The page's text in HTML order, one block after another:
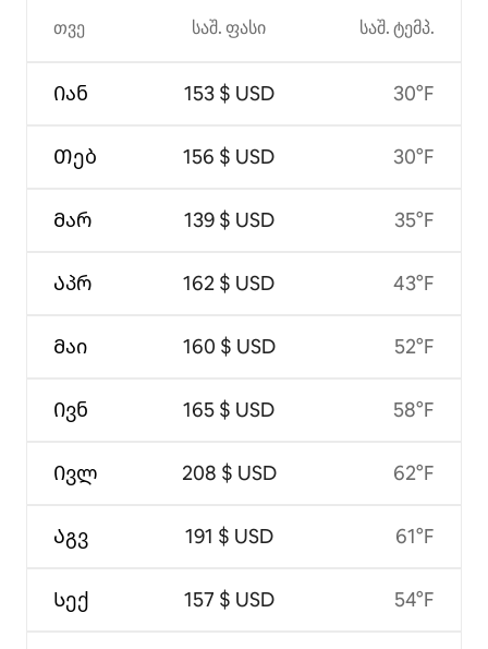
თვე
Იან
Თებ
Მარ
Აპრ
Მაი
Ივნ
Ივლ
Აგვ
Სექ
საშ. ფასი
153 $ USD
156 $ USD
139 $ USD
162 $ USD
160 $ USD
165 $ USD
208 $ USD
191 $ USD
157 $ USD
საშ. ტემპ.
30°F
30°F
35°F
43°F
52°F
58°F
62°F
61°F
54°F